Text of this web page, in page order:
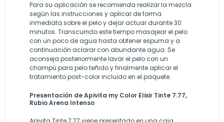
Para su aplicación se recomienda realizar la mezcla
según las instrucciones y aplicar de forma
inmediata sobre el pelo y dejar actuar durante 30
minutos. Transcurrido este tiempo masajear el pelo
con un poco de agua hasta obtener espuma y a
continuación aclarar con abundante agua. Se
aconseja posteriormente lavar el pelo con un
champú para pelo teñido y finalmente aplicar el
tratamiento post-color incluido en el paquete.
Presentación deApivita my Color Elixir Tinte 7.77,
Rubio Arena Intenso